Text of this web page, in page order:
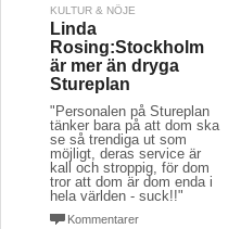
KULTUR & NÖJE
Linda
Rosing:Stockholm
är mer än dryga
Stureplan
"Personalen på Stureplan
tänker bara på att dom ska
se så trendiga ut som
möjligt, deras service är
kall och stroppig, för dom
tror att dom är dom enda i
hela världen - suck!!"
Kommentarer